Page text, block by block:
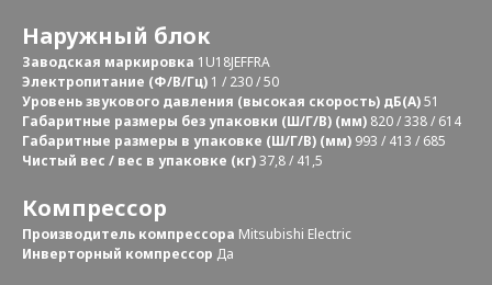
Наружный блок
Заводская маркировка 1U18JEFFRA
Электропитание (Ф/В/Гц) 1 / 230 / 50
Уровень звукового давления (высокая скорость) дБ(А)51
Габаритные размеры без упаковки (Ш/Г/В) (мм) 820 / 338 / 614
Габаритные размеры в упаковке (Ш/Г/В) (мм) 993 / 413 / 685
Чистый вес / вес в упаковке (кг)37,8 / 41,5
Компрессор
Производитель компрессора Mitsubishi Electric
Инверторный компрессор Да